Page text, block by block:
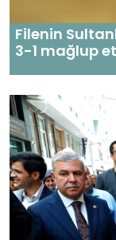
Filenin
3-1 mağlup